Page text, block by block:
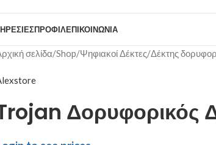
ΠΡΟΦΙΛΕΠΙΚΟΙΝΩΝΙΑ
σελίδα/Shop/Ψηφιακοί Δέκτες/Δέκτης
Δορυφορικός